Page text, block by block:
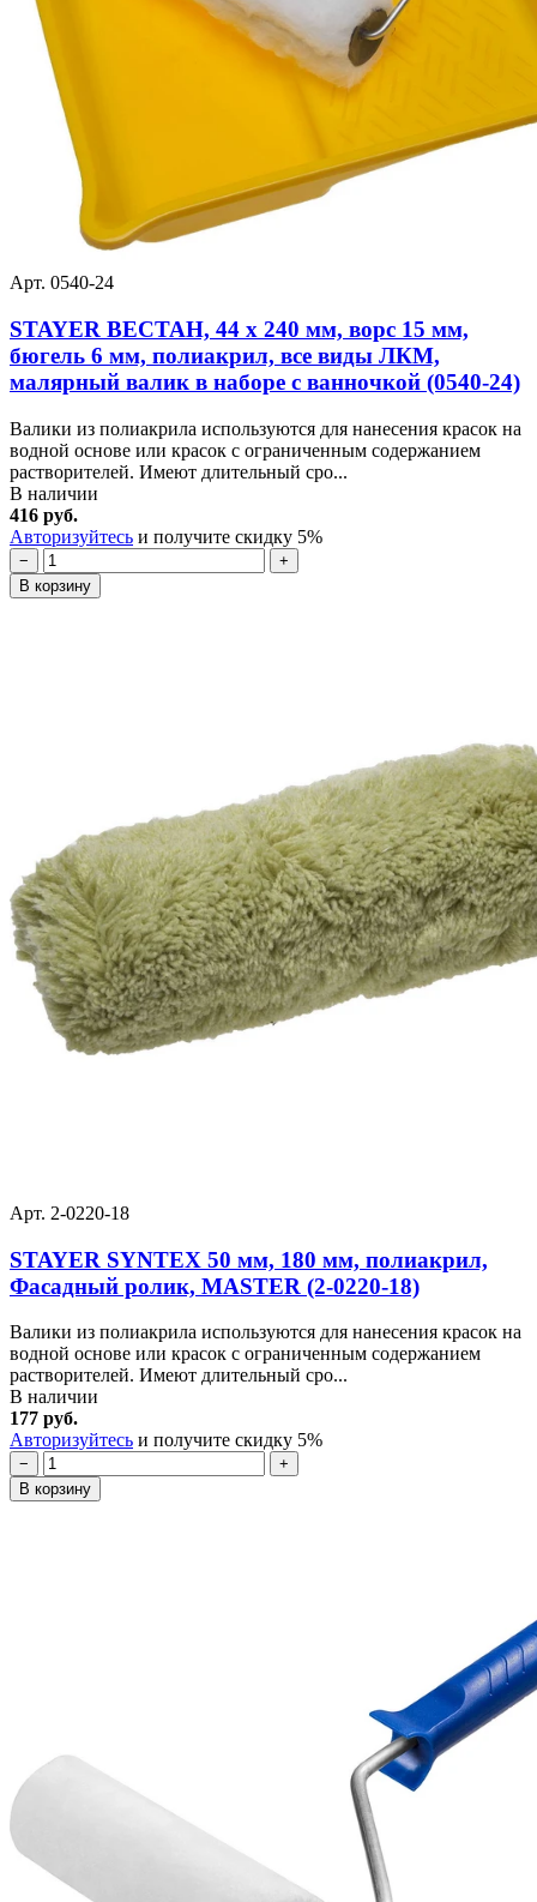
Арт. 0540-24
STAYER ВЕСТАН, 44 х 240 мм, ворс 15 мм,
бюгель 6 мм, полиакрил, все виды ЛКМ,
малярный валик в наборе с ванночкой (0540-24)
Валики из полиакрила используются для нанесения красок на
водной основе или красок с ограниченным содержанием
растворителей. Имеют длительный сро...
В наличии
416 руб.
Авторизуйтесь и получите скидку 5%
−
+
В корзину
Арт. 2-0220-18
STAYER SYNTEX 50 мм, 180 мм, полиакрил,
Фасадный ролик, MASTER (2-0220-18)
Валики из полиакрила используются для нанесения красок на
водной основе или красок с ограниченным содержанием
растворителей. Имеют длительный сро...
В наличии
177 руб.
Авторизуйтесь и получите скидку 5%
−
+
В корзину